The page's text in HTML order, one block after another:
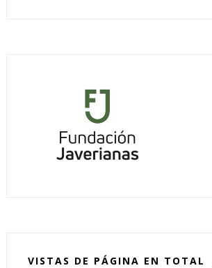
VISTAS DE PÁGINA EN TOTAL